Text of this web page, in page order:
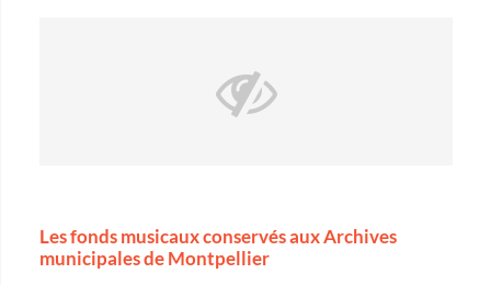
Les fonds musicaux conservés aux Archives
municipales de Montpellier